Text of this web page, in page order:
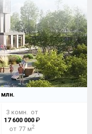
млн.
3 комн. от
17 600 000 ₽
от 77 м2